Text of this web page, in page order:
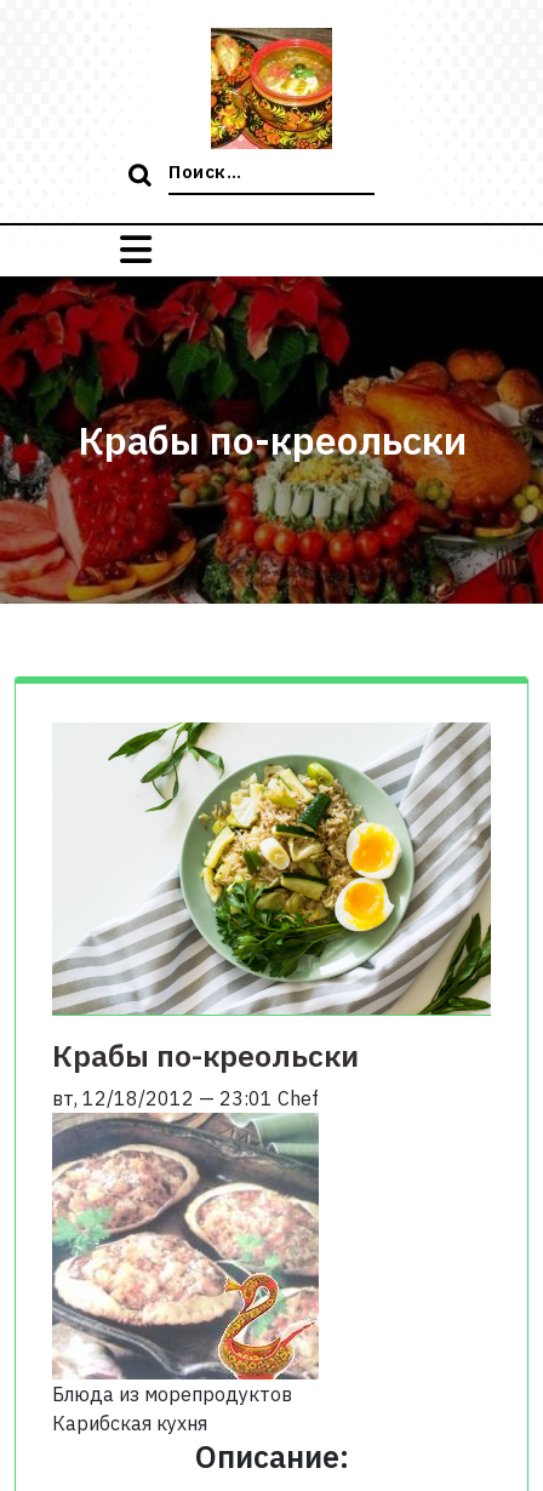
Поиск:
Крабы по-креольски
Крабы по-креольски
вт, 12/18/2012 — 23:01 Chef
Блюда из морепродуктов
Карибская кухня
Описание: